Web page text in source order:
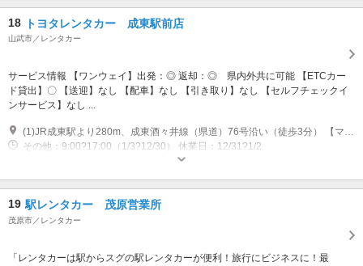
18 トヨタレンタカー 成東駅前店
山武市／レンタカー
サービス情報 【ワンウェイ】出発：◎ 返却：◎ 県内外共に可能 【ETCカー
ド貸出】〇 【送迎】なし 【配車】なし 【引き取り】なし 【セルフチェックイ
ンサービス】なし ...
(1)JR成東駅より280m、成東酒々井線（県道）76号沿い（徒歩3分） 【マップコード】137079377*74
その他：9:00?17:00（1/3?12/30） 休業日：12/31?1/2
19 駅レンタカー 茂原営業所
茂原市／レンタカー
「レンタカーは駅からスグの駅レンタカーが便利！旅行にビジネスに！最